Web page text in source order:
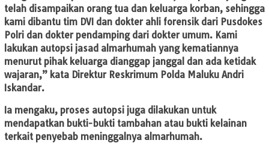
telah disampaikan orang tua dan keluarga korban, sehingga
kami dibantu tim DVI dan dokter ahli forensik dari Pusdokes
Polri dan dokter pendamping dari dokter umum. Kami
lakukan autopsi jasad almarhumah yang kematiannya
menurut pihak keluarga dianggap janggal dan ada ketidak
wajaran,” kata Direktur Reskrimum Polda Maluku Andri
Iskandar.
Ia mengaku, proses autopsi juga dilakukan untuk
mendapatkan bukti-bukti tambahan atau bukti kelainan
terkait penyebab meninggalnya almarhumah.